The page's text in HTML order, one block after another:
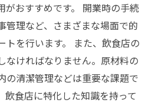
がおすすめです。 開業時の手続
管理など、さまざまな場面で的
トを行います。 また、飲食店の
なければなりません。原材料の
の清潔管理などは重要な課題で
飲食店に特化した知識を持って